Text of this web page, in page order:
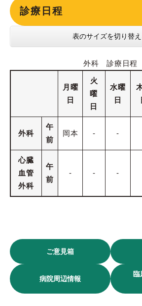
診療日程
表のサイズを切り替え
外科 診療日程
月曜
日
火
曜
日
水曜
日
外科
午
前
岡本 - -
心臓
血管
外科
午
前
- - -
ご意見箱
病院周辺情報
臨